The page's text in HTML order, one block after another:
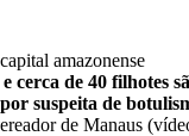
amazonense
de 40 filhotes
suspeita de
de Manaus